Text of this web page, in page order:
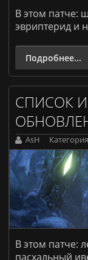
ARK: Survival
Донат
Правила
В этом патче:
эвриптерид и
Подробнее...
СПИСОК
AsH
В этом патче:
пасхальный